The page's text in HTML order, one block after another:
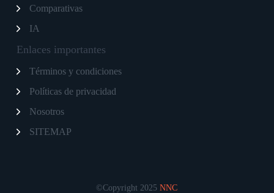
Comparativas
IA
Enlaces importantes
Términos y condiciones
Políticas de privacidad
Nosotros
SITEMAP
©Copyright 2025NNC